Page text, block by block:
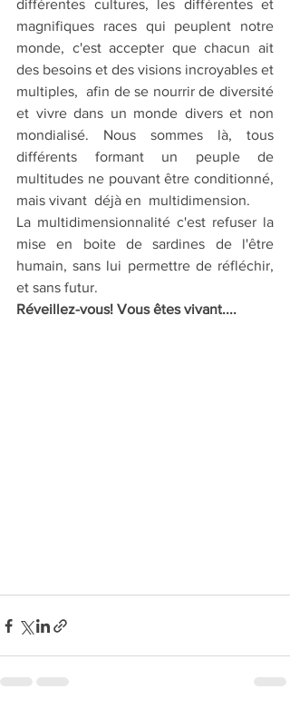
différentes cultures, les différentes et
magnifiques races qui peuplent notre
monde, c'est accepter que chacun ait
des besoins et des visions incroyables et
multiples,  afin de se nourrir de diversité
et vivre dans un monde divers et non
mondialisé. Nous sommes là, tous
différents formant un peuple de
multitudes ne pouvant être conditionné,
mais vivant  déjà en  multidimension.
La multidimensionnalité c'est refuser la
mise en boite de sardines de l'être
humain, sans lui permettre de réfléchir,
et sans futur.
Réveillez-vous! Vous êtes vivant....